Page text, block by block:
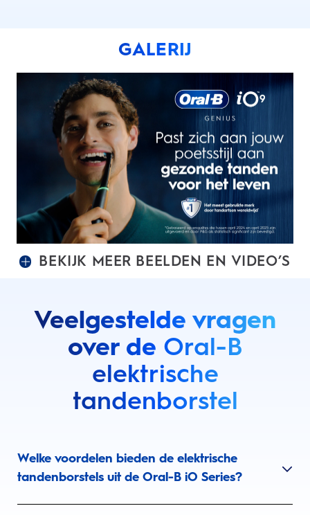
GALERIJ
BEKIJK MEER BEELDEN EN VIDEO’S
Veelgestelde vragen
over de Oral-B
elektrische
tandenborstel
Welke voordelen bieden de elektrische
tandenborstels uit de Oral-B iO Series?